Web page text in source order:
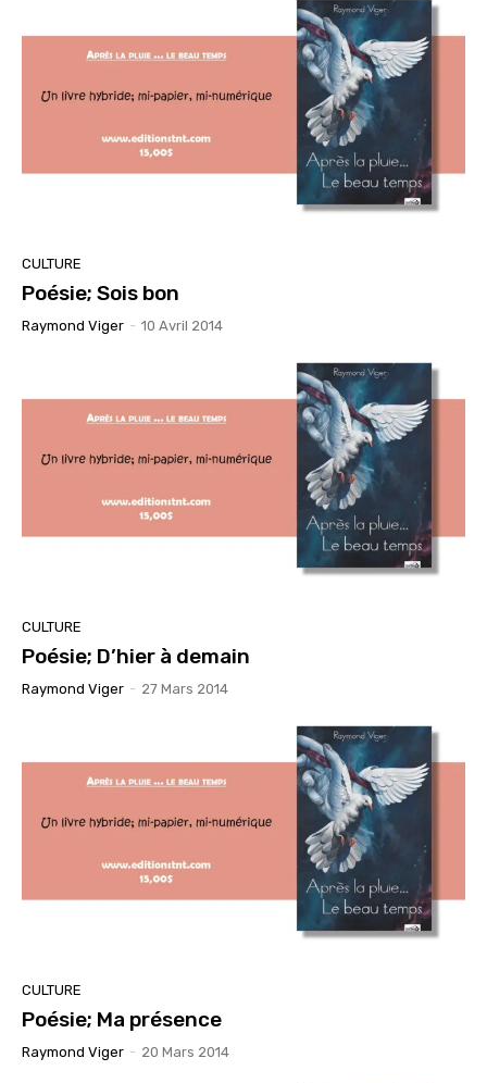
CULTURE
Poésie; Sois bon
Raymond Viger - 10 Avril 2014
CULTURE
Poésie; D’hier à demain
Raymond Viger - 27 Mars 2014
CULTURE
Poésie; Ma présence
Raymond Viger - 20 Mars 2014